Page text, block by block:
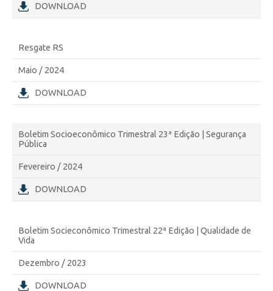
DOWNLOAD
Resgate RS
Maio / 2024
DOWNLOAD
Boletim Socioeconômico Trimestral 23ª Edição | Segurança
Pública
Fevereiro / 2024
DOWNLOAD
Boletim Socieconômico Trimestral 22ª Edição | Qualidade de
Vida
Dezembro / 2023
DOWNLOAD